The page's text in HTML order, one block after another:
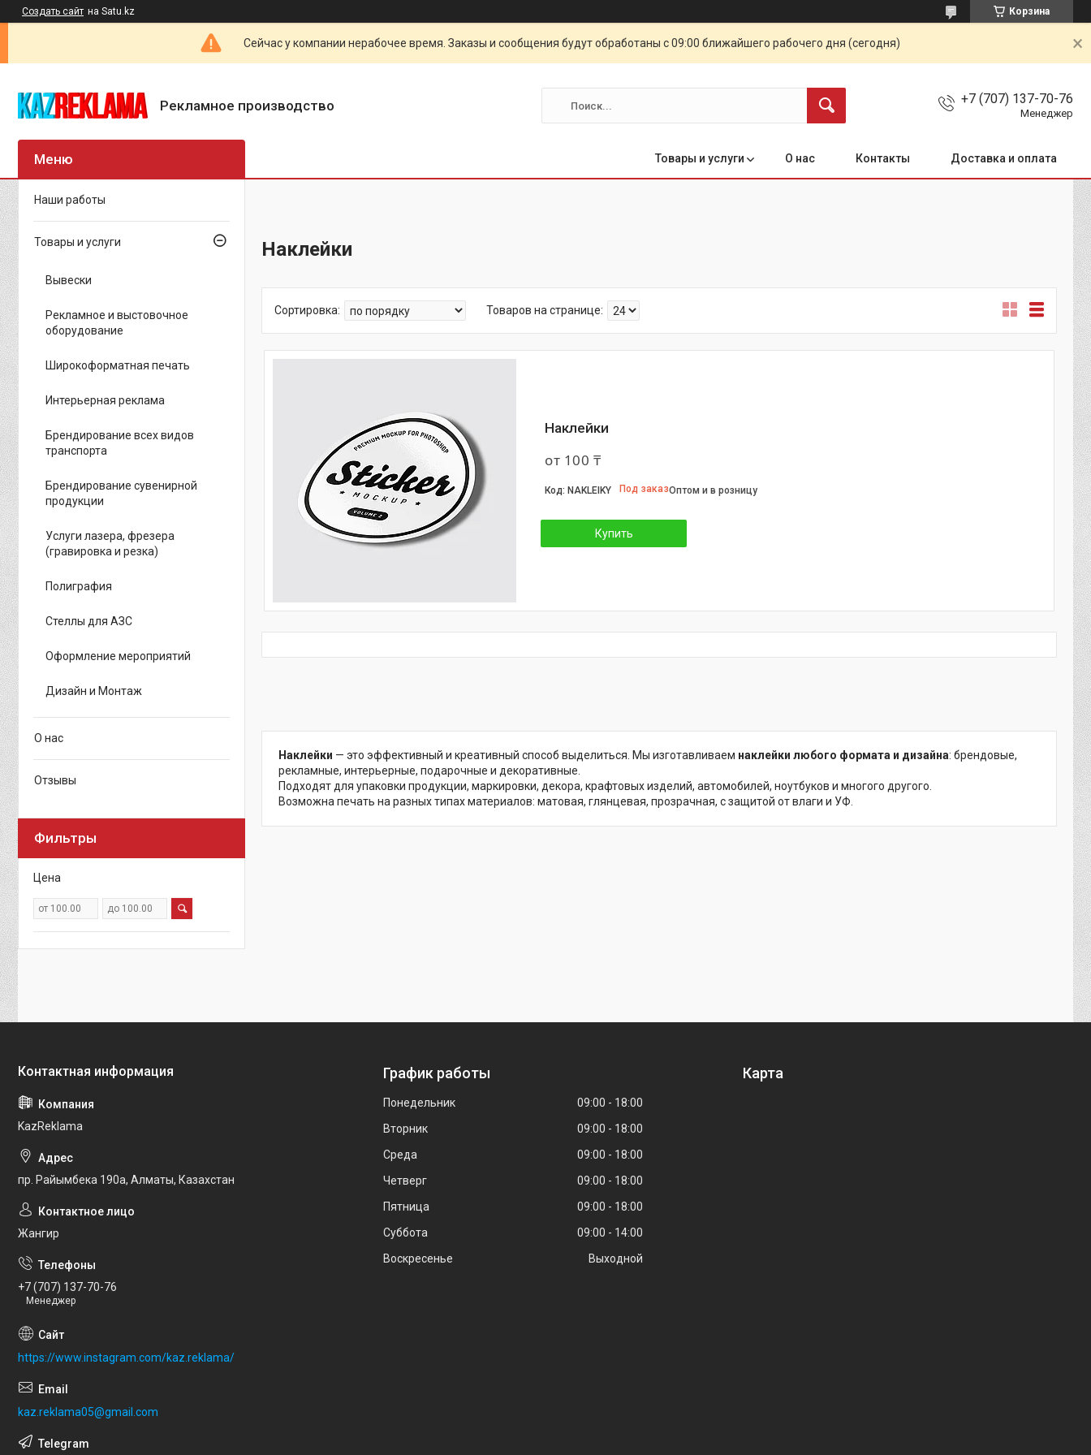
Создать сайт на Satu.kz Корзина
Сейчас у компании нерабочее время. Заказы и сообщения будут обработаны с 09:00 ближайшего рабочего дня (сегодня)
Рекламное производство +7 (707) 137-70-76
Менеджер
Товары и услуги О нас Контакты Доставка и оплата
Наклейки
Наклейки
от 100 ₸
NAKLEIKY Под заказОптом и в розницу
Купить
Наклейки — это эффективный и креативный способ выделиться. Мы изготавливаем наклейки любого формата и дизайна: брендовые,
рекламные, интерьерные, подарочные и декоративные.
Подходят для упаковки продукции, маркировки, декора, крафтовых изделий, автомобилей, ноутбуков и многого другого.
Возможна печать на разных типах материалов: матовая, глянцевая, прозрачная, с защитой от влаги и УФ.
Наши работы
Товары и услуги
Вывески
Рекламное и выстовочное
оборудование
Широкоформатная печать
Интерьерная реклама
Брендирование всех видов
транспорта
Брендирование сувенирной
продукции
Услуги лазера, фрезера
(гравировка и резка)
Полиграфия
Стеллы для АЗС
Оформление мероприятий
Дизайн и Монтаж
О нас
Отзывы
Фильтры
Цена
KazReklama
пр. Райымбека 190а, Алматы, Казахстан
Жангир
+7 (707) 137-70-76
Менеджер
https://www.instagram.com/kaz.reklama/
kaz.reklama05@gmail.com
График работы
Понедельник 09:00
18:00
Вторник
09:00
18:00
Среда
09:00
18:00
Четверг
09:00
18:00
Пятница
09:00
18:00
Суббота
09:00
14:00
Воскресенье
Выходной
Карта